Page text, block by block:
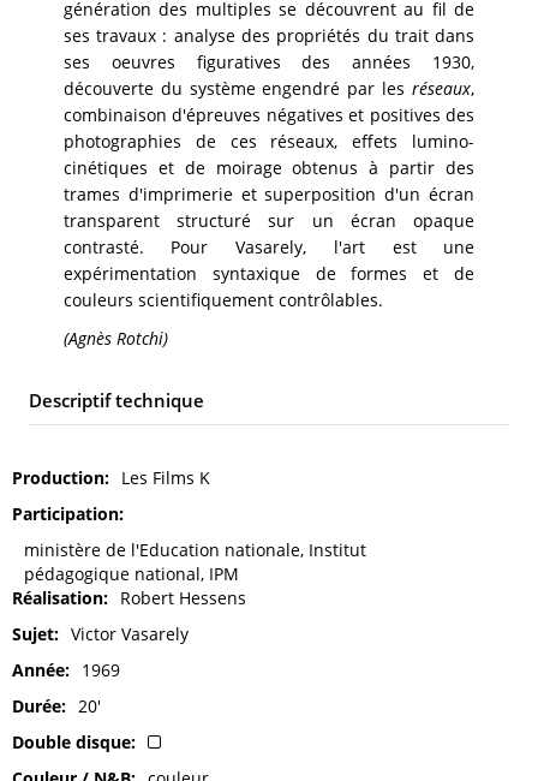
génération des multiples se découvrent au fil de
ses travaux : analyse des propriétés du trait dans
ses oeuvres figuratives des années 1930,
découverte du système engendré par lesréseaux,
combinaison d'épreuves négatives et positives des
photographies de ces réseaux, effets lumino-
cinétiques et de moirage obtenus à partir des
trames d'imprimerie et superposition d'un écran
transparent structuré sur un écran opaque
contrasté. Pour Vasarely, l'art est une
expérimentation syntaxique de formes et de
couleurs scientifiquement contrôlables.
(Agnès Rotchi)
Descriptif technique
Production
Les Films K
Participation
ministère de l'Education nationale, Institut
pédagogique national, IPM
Réalisation
Robert Hessens
Sujet
Victor Vasarely
Année
1969
Durée
20'
Double disque